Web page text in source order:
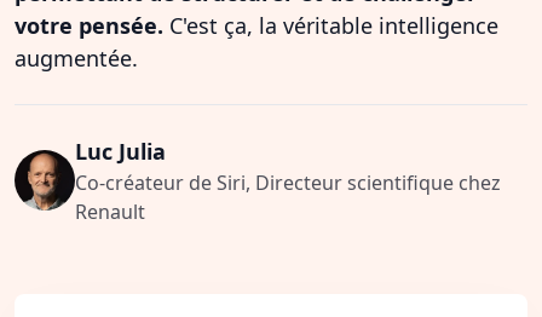
votre pensée. C'est ça, la véritable intelligence
augmentée.
Luc Julia
Co-créateur de Siri, Directeur scientifique chez
Renault